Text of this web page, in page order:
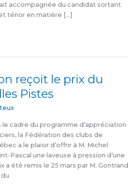
accompagnée du candidat sortant
ténor en matière […]
reçoit le prix du
Pistes
le cadre du programme d’appréciation
la Fédération des clubs de
a le plaisir d’offrir à M. Michel
Pascal une laveuse à pression d’une
a été remis le 25 mars par M. Gontrand